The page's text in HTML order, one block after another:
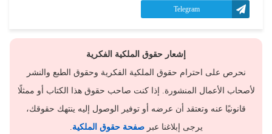
Telegram
إشعار حقوق الملكية الفكرية
نحرص على احترام حقوق الملكية الفكرية وحقوق الطبع والنشر
لأصحاب الأعمال المنشورة. إذا كنت صاحب حقوق هذا الكتاب أو ممثلًا
قانونيًا عنه وتعتقد أن عرضه أو توفير الوصول إليه ينتهك حقوقك،
يرجى إبلاغنا عبرصفحة حقوق الملكية